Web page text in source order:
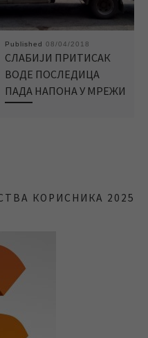
Published 08/04/2018
СЛАБИЈИ ПРИТИСАК
ВОДЕ ПОСЛЕДИЦА
ПАДА НАПОНА У МРЕЖИ
КОРИСНИКА 2025